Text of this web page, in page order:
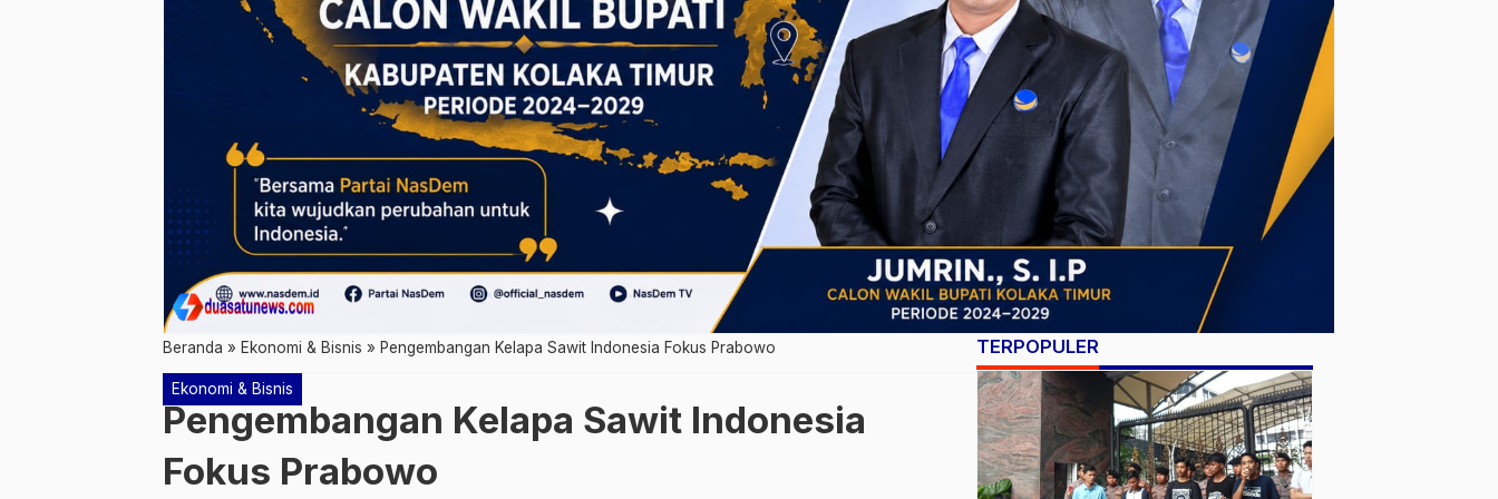
Beranda » Ekonomi & Bisnis » Pengembangan Kelapa Sawit Indonesia Fokus Prabowo
Ekonomi & Bisnis
Pengembangan Kelapa Sawit Indonesia
Fokus Prabowo
TERPOPULER